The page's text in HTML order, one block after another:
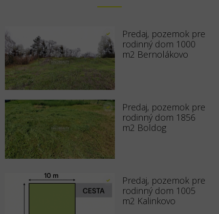
Predaj, pozemok pre
rodinný dom 1000
m2 Bernolákovo
Predaj, pozemok pre
rodinný dom 1856
m2 Boldog
Predaj, pozemok pre
rodinný dom 1005
m2 Kalinkovo